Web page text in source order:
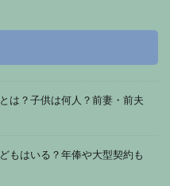
は？子供は何人？前妻・前夫
もはいる？年俸や大型契約も